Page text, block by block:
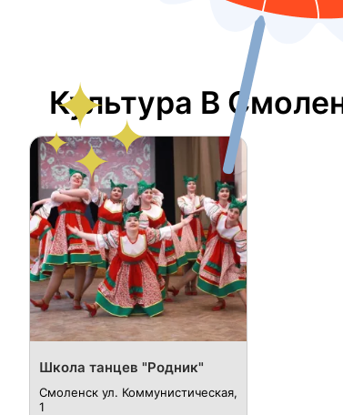
Культура В
Школа танцев "Родник"
Смоленск ул. ​Коммунистическая,
1